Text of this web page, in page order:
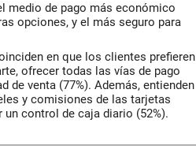
medio de pago más económico
opciones, y el más seguro para
en que los clientes prefieren
ofrecer todas las vías de pago
de venta (77%). Además, entienden
y comisiones de las tarjetas
un control de caja diario (52%).